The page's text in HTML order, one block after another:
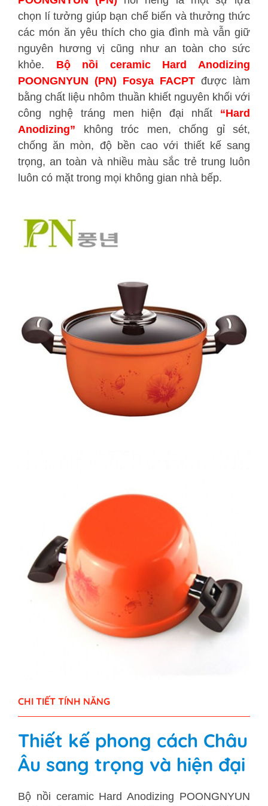
chọn lí tưởng giúp bạn chế biến và thưởng thức
các món ăn yêu thích cho gia đình mà vẫn giữ
nguyên hương vị cũng như an toàn cho sức
khỏe. Bộ nồi ceramic Hard Anodizing
POONGNYUN (PN) Fosya FACPT được làm
bằng chất liệu nhôm thuần khiết nguyên khối với
công nghệ tráng men hiện đại nhất “Hard
Anodizing” không tróc men, chống gỉ sét,
chống ăn mòn, độ bền cao với thiết kế sang
trọng, an toàn và nhiều màu sắc trẻ trung luôn
luôn có mặt trong mọi không gian nhà bếp.
CHI TIẾT TÍNH NĂNG
Thiết kế phong cách Châu
Âu sang trọng và hiện đại
Bộ nồi ceramic Hard Anodizing POONGNYUN